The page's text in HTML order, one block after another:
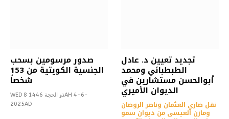
صدور مرسومين بسحب
الجنسية الكويتية من 153
شخصاً
WED 8 ذو الحجة 1446AH 4-6-
2025AD
تجديد تعيين د. عادل
الطبطبائي ومحمد
أبوالحسن مستشارين في
الديوان الأميري
نقل ضاري العثمان وناصر الروضان
ومازن العيسى من ديوان سمو